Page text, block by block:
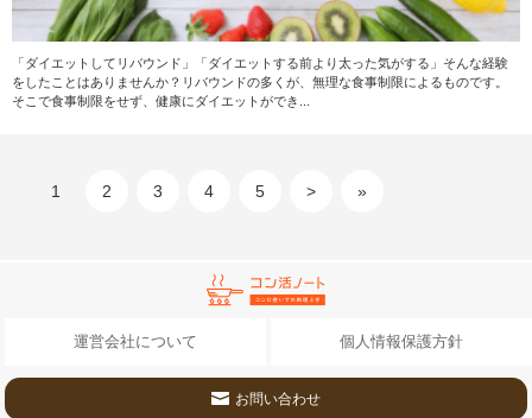
「ダイエットしてリバウンド」「ダイエットする前より太った気がする」そんな経験
をしたことはありませんか？リバウンドの多くが、無理な食事制限によるものです。
そこで食事制限をせず、健康にダイエットができ...
1 2 3 4 5 > »
運営会社について 個人情報保護方針
お問い合わせ